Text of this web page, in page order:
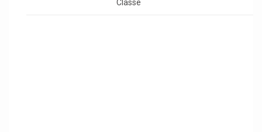
Classe